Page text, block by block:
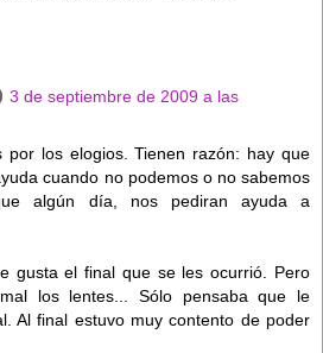
3 de septiembre de 2009 a las
por los elogios. Tienen razón: hay que
cuando no podemos o no sabemos
algún día, nos pediran ayuda a
gusta el final que se les ocurrió. Pero
los lentes... Sólo pensaba que le
Al final estuvo muy contento de poder